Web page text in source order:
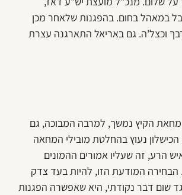
במאהל בחום. בהפגנות שלאחר מכן
וכצל'ה. גם באריאל התארגנה עצרת
מחאת הקיץ נמשך, למרבה המבוכה, גם
נעוץ בהחלטת מובילי המחאה
הרע, זה שעליו אמורים ההמונים
המודעת הזו, להיות בעד צדק
שום דבר נקודתי, היא שאפשרה הפגנות